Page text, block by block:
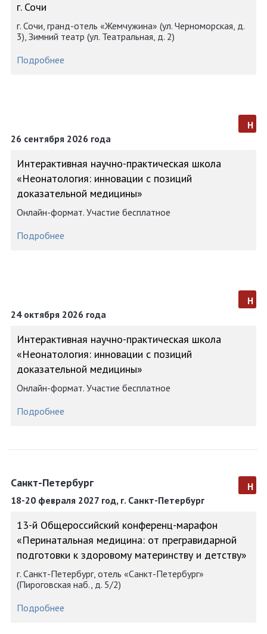
г. Сочи
г. Сочи, гранд-отель «Жемчужина» (ул. Черноморская, д.
3), Зимний театр (ул. Театральная, д. 2)
Подробнее
26 сентября 2026 года
н
Интерактивная научно-практическая школа
«Неонатология: инновации с позиций
доказательной медицины»
Онлайн-формат. Участие бесплатное
Подробнее
24 октября 2026 года
н
Интерактивная научно-практическая школа
«Неонатология: инновации с позиций
доказательной медицины»
Онлайн-формат. Участие бесплатное
Подробнее
Санкт-Петербург
18-20 февраля 2027 год, г. Санкт-Петербург
н
13-й Общероссийский конференц-марафон
«Перинатальная медицина: от прегравидарной
подготовки к здоровому материнству и детству»
г. Санкт-Петербург, отель «Санкт-Петербург»
(Пироговская наб., д. 5/2)
Подробнее